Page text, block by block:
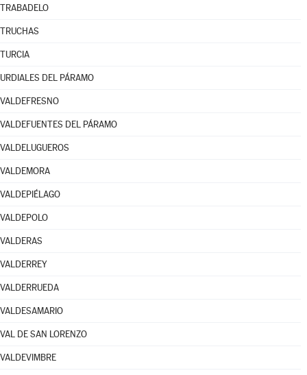
TRABADELO
TRUCHAS
TURCIA
URDIALES DEL PÁRAMO
VALDEFRESNO
VALDEFUENTES DEL PÁRAMO
VALDELUGUEROS
VALDEMORA
VALDEPIÉLAGO
VALDEPOLO
VALDERAS
VALDERREY
VALDERRUEDA
VALDESAMARIO
VAL DE SAN LORENZO
VALDEVIMBRE